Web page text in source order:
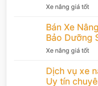
Xe nâng giá tốt
Bán Xe
Bảo Dưỡng
Xe nâng giá tốt
Dịch vụ xe
Uy tín